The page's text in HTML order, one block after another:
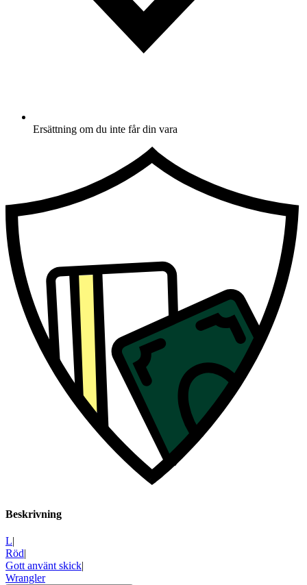
Ersättning om du inte får din vara
Beskrivning
L|
Röd|
Gott använt skick|
Wrangler